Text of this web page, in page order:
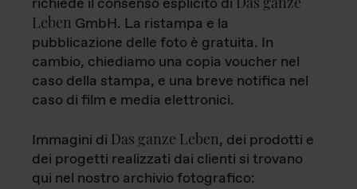
Leben GmbH. La ristampa e la
pubblicazione delle foto è gratuita. In
cambio, chiediamo una copia voucher nel
caso della stampa, e una breve notifica nel
caso di film e media elettronici.
Immagini di Das ganze Leben, dei prodotti e
dei progetti realizzati dai clienti si trovano
qui nel nostro archivio fotografico: